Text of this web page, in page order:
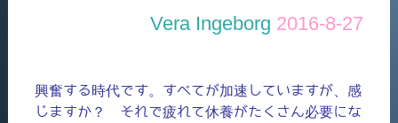
Vera Ingeborg 2016-8-27
興奮する時代です。すべてが加速していますが、感
じますか？ それで疲れて休養がたくさん必要にな